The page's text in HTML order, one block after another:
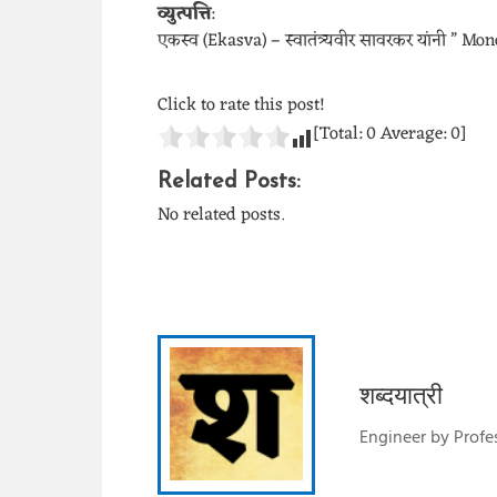
व्युत्पत्ति:
एकस्व (Ekasva) – स्वातंत्र्यवीर सावरकर यांनी ”
Click to rate this post!
[Total:0Average:0]
Related Posts:
No related posts.
शब्दयात्री
Engineer by